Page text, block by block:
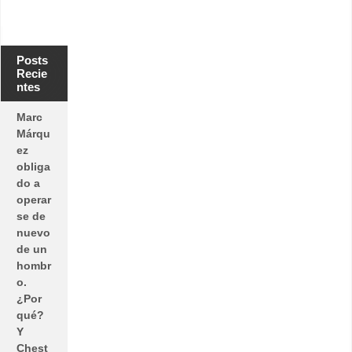
Posts
Recie
ntes
Marc
Márqu
ez
obliga
do a
operar
se de
nuevo
de un
hombr
o.
¿Por
qué?
Y
Chest